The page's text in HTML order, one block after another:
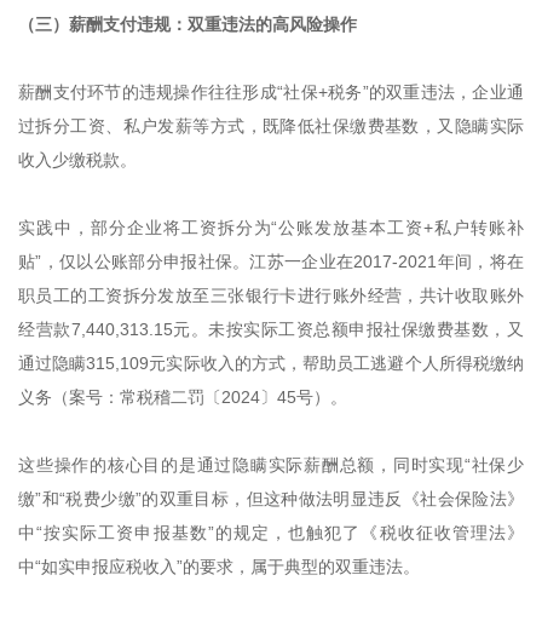
（三）薪酬支付违规：双重违法的高风险操作
薪酬支付环节的违规操作往往形成“社保+税务”的双重违法，企业通
过拆分工资、私户发薪等方式，既降低社保缴费基数，又隐瞒实际
收入少缴税款。
实践中，部分企业将工资拆分为“公账发放基本工资+私户转账补
贴”，仅以公账部分申报社保。江苏一企业在2017-2021年间，将在
职员工的工资拆分发放至三张银行卡进行账外经营，共计收取账外
经营款7,440,313.15元。未按实际工资总额申报社保缴费基数，又
通过隐瞒315,109元实际收入的方式，帮助员工逃避个人所得税缴纳
义务（案号：常税稽二罚〔2024〕45号）。
这些操作的核心目的是通过隐瞒实际薪酬总额，同时实现“社保少
缴”和“税费少缴”的双重目标，但这种做法明显违反《社会保险法》
中“按实际工资申报基数”的规定，也触犯了《税收征收管理法》
中“如实申报应税收入”的要求，属于典型的双重违法。